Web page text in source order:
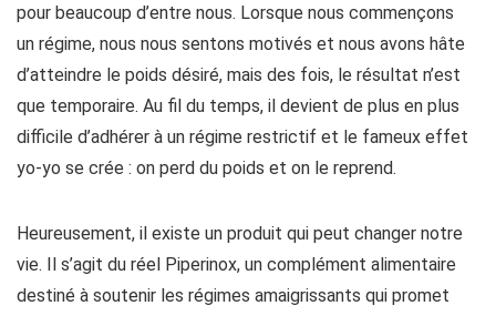
pour beaucoup d’entre nous. Lorsque nous commençons
un régime, nous nous sentons motivés et nous avons hâte
d’atteindre le poids désiré, mais des fois, le résultat n’est
que temporaire. Au fil du temps, il devient de plus en plus
difficile d’adhérer à un régime restrictif et le fameux effet
yo-yo se crée : on perd du poids et on le reprend.
Heureusement, il existe un produit qui peut changer notre
vie. Il s’agit du réel Piperinox, un complément alimentaire
destiné à soutenir les régimes amaigrissants qui promet